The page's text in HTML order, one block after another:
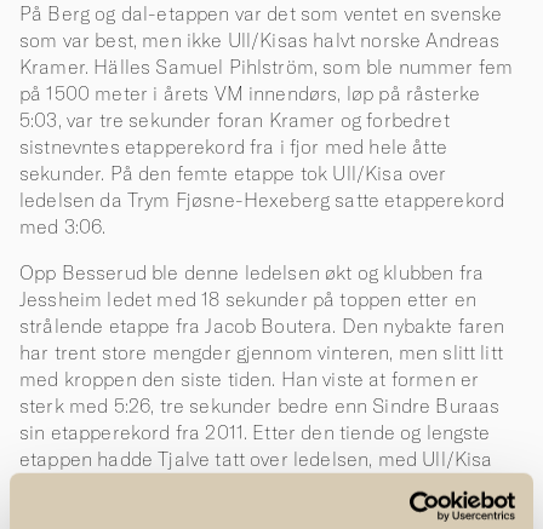
På Berg og dal-etappen var det som ventet en svenske
som var best, men ikke Ull/Kisas halvt norske Andreas
Kramer. Hälles Samuel Pihlström, som ble nummer fem
på 1500 meter i årets VM innendørs, løp på råsterke
5:03, var tre sekunder foran Kramer og forbedret
sistnevntes etapperekord fra i fjor med hele åtte
sekunder. På den femte etappe tok Ull/Kisa over
ledelsen da Trym Fjøsne-Hexeberg satte etapperekord
med 3:06.
Opp Besserud ble denne ledelsen økt og klubben fra
Jessheim ledet med 18 sekunder på toppen etter en
strålende etappe fra Jacob Boutera. Den nybakte faren
har trent store mengder gjennom vinteren, men slitt litt
med kroppen den siste tiden. Han viste at formen er
sterk med 5:26, tre sekunder bedre enn Sindre Buraas
sin etapperekord fra 2011. Etter den tiende og lengste
etappen hadde Tjalve tatt over ledelsen, med Ull/Kisa